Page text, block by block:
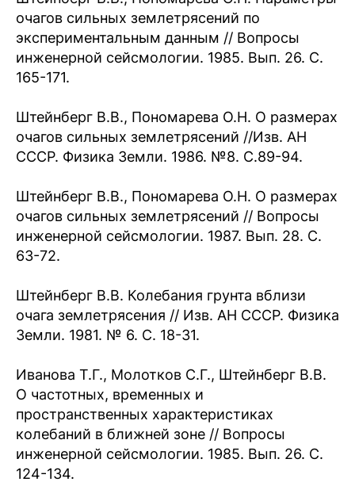
очагов сильных землетрясений по
экспериментальным данным // Вопросы
инженерной сейсмологии. 1985. Вып. 26. C.
165-171.
Штейнберг В.В., Пономарева О.Н. О размерах
очагов сильных землетрясений //Изв. АН
СССР. Физика Земли. 1986. №8. С.89-94.
Штейнберг В.В., Пономарева О.Н. О размерах
очагов сильных землетрясений // Вопросы
инженерной сейсмологии. 1987. Вып. 28. С.
63-72.
Штейнберг В.В. Колебания грунта вблизи
очага землетрясения // Изв. АН СССР. Физика
Земли. 1981. № 6. С. 18-31.
Иванова Т.Г., Молотков С.Г., Штейнберг В.В.
О частотных, временных и
пространственных характеристиках
колебаний в ближней зоне // Вопросы
инженерной сейсмологии. 1985. Вып. 26. C.
124-134.